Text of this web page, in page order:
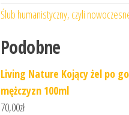
Ślub humanistyczny, czyli
Podobne
Living Nature Kojący żel po
mężczyzn 100ml
70,00zł